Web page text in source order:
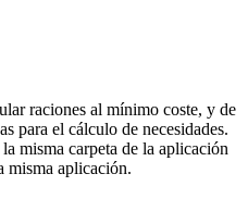
raciones al mínimo coste, y de
para el cálculo de necesidades.
misma carpeta de la aplicación
misma aplicación.